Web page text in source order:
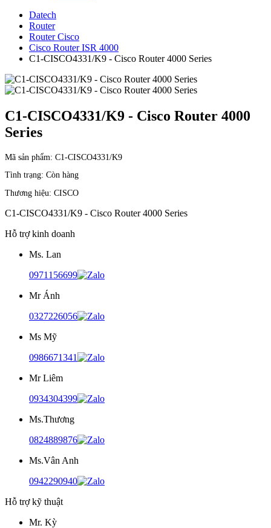
Datech
Router
Router Cisco
Cisco Router ISR 4000
C1-CISCO4331/K9 - Cisco Router 4000 Series
C1-CISCO4331/K9 - Cisco Router 4000
Series
Mã sản phẩm: C1-CISCO4331/K9
Tình trạng: Còn hàng
Thương hiệu: CISCO
C1-CISCO4331/K9 - Cisco Router 4000 Series
Hỗ trợ kinh doanh
Ms. Lan
0971156699
Mr Ánh
0327226056
Ms Mỹ
0986671341
Mr Liêm
0934304399
Ms.Thương
0824889876
Ms.Vân Anh
0942290940
Hỗ trợ kỹ thuật
Mr. Kỳ